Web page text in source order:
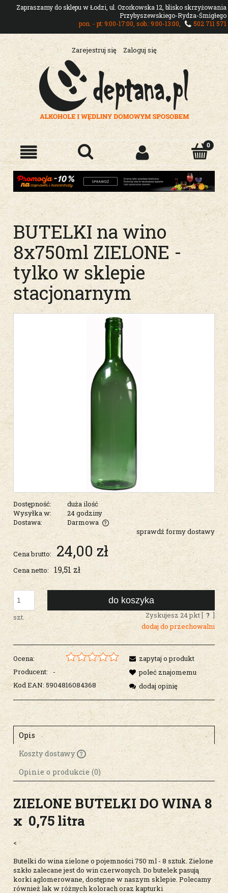
Zapraszamy do sklepu w Łodzi, ul. Ozorkowska 12, blisko skrzyżowania
Przybyszewskiego-Rydza-Śmigłego
pon. - pt: 9:00-17:00, sob.: 9:00-13:00,
502 711 571
Zarejestruj się Zaloguj się
BUTELKI na wino
8x750ml ZIELONE -
tylko w sklepie
stacjonarnym
Dostępność:
duża ilość
Wysyłka w:
24 godziny
Dostawa:
Darmowa
Cena nie zawiera ewentualnych kosztów płatności
sprawdź formy dostawy
Cena brutto: 24,00 zł
Cena netto: 19,51 zł
szt.
do koszyka
Zyskujesz24pkt [ ? ]
dodaj do przechowalni
Ocena:
Producent:
-
Kod EAN: 5904816084368
zapytaj o produkt
poleć znajomemu
dodaj opinię
Opis
Koszty dostawy
Cena nie zawiera ewentualnych kosztów
płatności
Opinie o produkcie (0)
ZIELONE BUTELKI DO WINA 8
x 0,75 litra
<
Butelki do wina zielone o pojemności 750 ml - 8 sztuk. Zielone
szkło zalecane jest do win czerwonych. Do butelek pasują
korki aglomerowane, dostępne w naszym sklepie. Polecamy
również lak w różnych kolorach oraz kapturki